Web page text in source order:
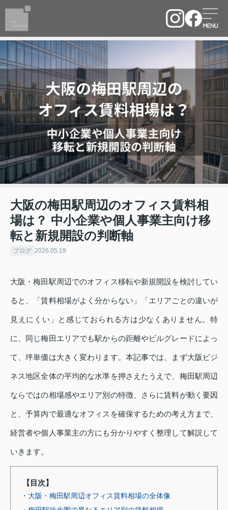
大阪の梅田駅周辺のオフィス賃料相
場は？ 中小企業や個人事業主向け移
転と新規開設の判断軸
ブログ 2026.05.19
大阪・梅田駅周辺でのオフィス移転や新規開設を検討してい
ると、「賃料相場がよく分からない」「エリアごとの違いが
見えにくい」と感じておられる方は少なくありません。特
に、同じ梅田エリアでも駅からの距離やビルグレードによっ
て、坪単価は大きく変わります。本記事では、まず大阪ビジ
ネス地区全体の平均的な水準を押さえたうえで、梅田駅周辺
ならではの相場感やエリア別の特徴、さらに賃料が動く要因
と、予算内で最適なオフィスを確保するための考え方まで、
経営者や個人事業主の方にも分かりやすく整理して解説して
いきます。
【目次】
・大阪・梅田駅周辺オフィス賃料相場の全体像